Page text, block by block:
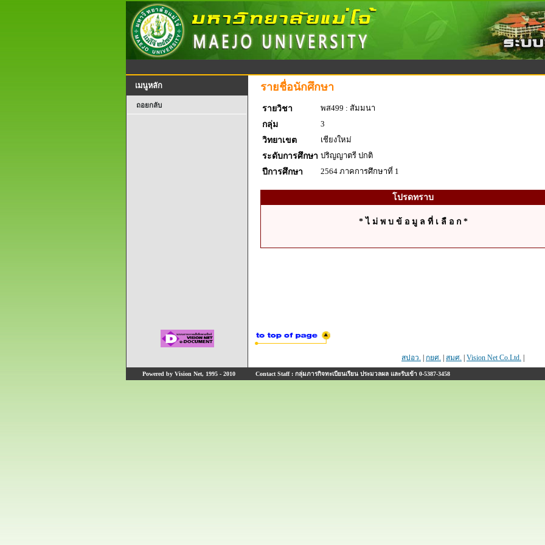
เมนูหลัก
ถอยกลับ
รายชื่อนักศึกษา
รายวิชา
พส499 : สัมมนา
กลุ่ม
3
วิทยาเขต
เชียงใหม่
ระดับการศึกษา ปริญญาตรี ปกติ
ปีการศึกษา
2564 ภาคการศึกษาที่ 1
โปรดทราบ
* ไ ม่ พ บ ข้ อ มู ล ที่ เ ลื อ ก *
สปอว. กยศ. สมศ. Vision Net Co.Ltd.
Powered by Vision Net, 1995 - 2010 Contact Staff : กลุ่มภารกิจทะเบียนเรียน ประมวลผล และรับเข้า 0-5387-3458